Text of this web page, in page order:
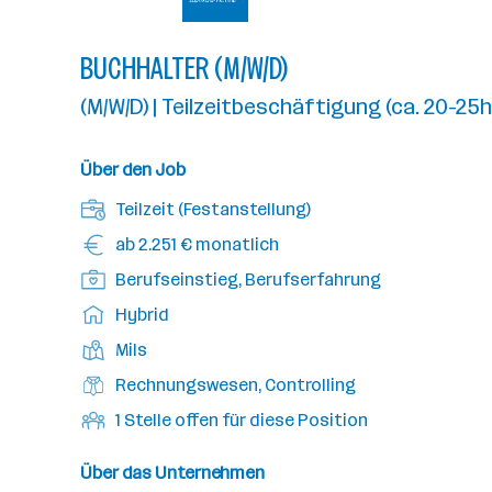
BUCHHALTER (M/W/D)
(M/W/D) | Teilzeitbeschäftigung (ca. 20-
Über den Job
A
n
t
e
l
u
n
s
Teilzeit (Festanstellung)
G
e
h
a
l
t
ab 2.251 € monatlich
P
o
i
t
i
n
Berufseinstieg, Berufserfahrung
A
r
b
e
i
s
Hybrid
D
i
n
t
Mils
B
e
u
Rechnungswesen, Controlling
O
f
1 Stelle offen für diese Position
Über das Unternehmen